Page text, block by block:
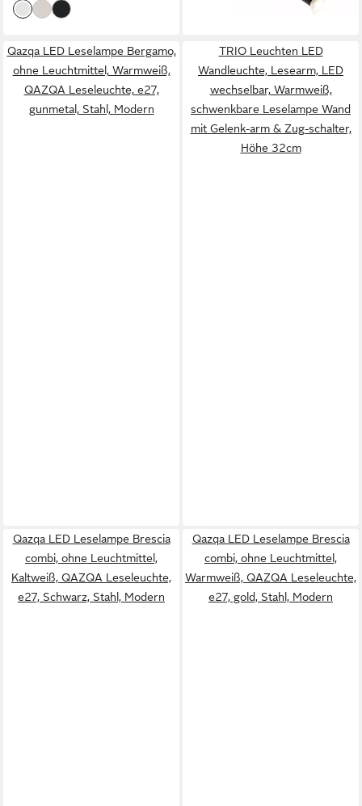
lieferbar - in 4-5 Werktagen bei dir
Qazqa LED Leselampe Bergamo,
ohne Leuchtmittel, Warmweiß,
QAZQA Lese­leuchte, e27,
gunmetal, Stahl, Modern
TRIO Leuchten LED
Wandleuchte, Lesearm, LED
wechselbar, Warmweiß,
schwenkbare Leselampe Wand
mit Gelenk-arm & Zug-schalter,
Höhe 32cm
Qazqa LED Leselampe Brescia
combi, ohne Leuchtmittel,
Kaltweiß, QAZQA Lese­leuchte,
e27, Schwarz, Stahl, Modern
Qazqa LED Leselampe Brescia
combi, ohne Leuchtmittel,
Warmweiß, QAZQA Lese­leuchte,
e27, gold, Stahl, Modern